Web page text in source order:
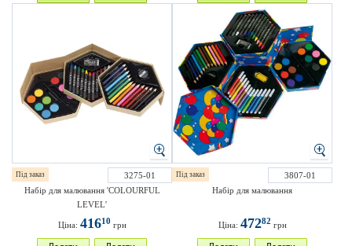
Під заказ
3275-01
Набір для малювання 'COLOURFUL
LEVEL'
Ціна: 41610 грн
Під заказ
3807-01
Набір для малювання
Ціна: 47282 грн